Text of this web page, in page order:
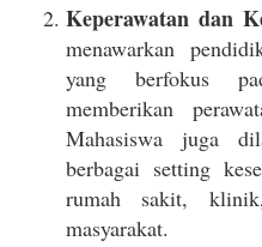
Keperawatan dan
menawarkan
yang berfokus
memberikan
Mahasiswa juga
berbagai setting
rumah sakit,
masyarakat.